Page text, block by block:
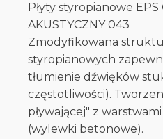
Płyty styropianowe EPS
AKUSTYCZNY 043
Zmodyfikowana
styropianowych
tłumienie dźwięków
częstotliwości).
pływającej" z
(wylewki betonowe).